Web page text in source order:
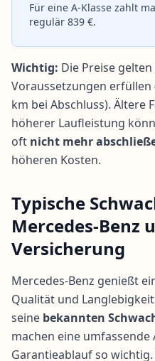
Für eine A-Klasse zahlt
regulär 839 €.
Wichtig: Die Preise
Voraussetzungen erfüllen
km bei Abschluss). Ältere
höherer Laufleistung
oft nicht mehr
höheren Kosten.
Typische
Mercedes-Benz
Versicherung
Mercedes-Benz genießt
Qualität und
seine bekannten
machen eine umfassende
Garantieablauf so